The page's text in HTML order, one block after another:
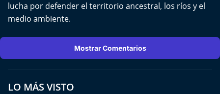
Especiales
Chiche cuadra y su parrilla
Motorfem
Agenda Propia
lucha por defender el territorio ancestral, los ríos y el
medio ambiente.
Mostrar Comentarios
LO MÁS VISTO